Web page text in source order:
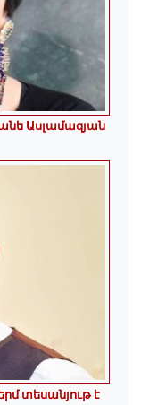
Ասլամազյան
տեսանյութ է